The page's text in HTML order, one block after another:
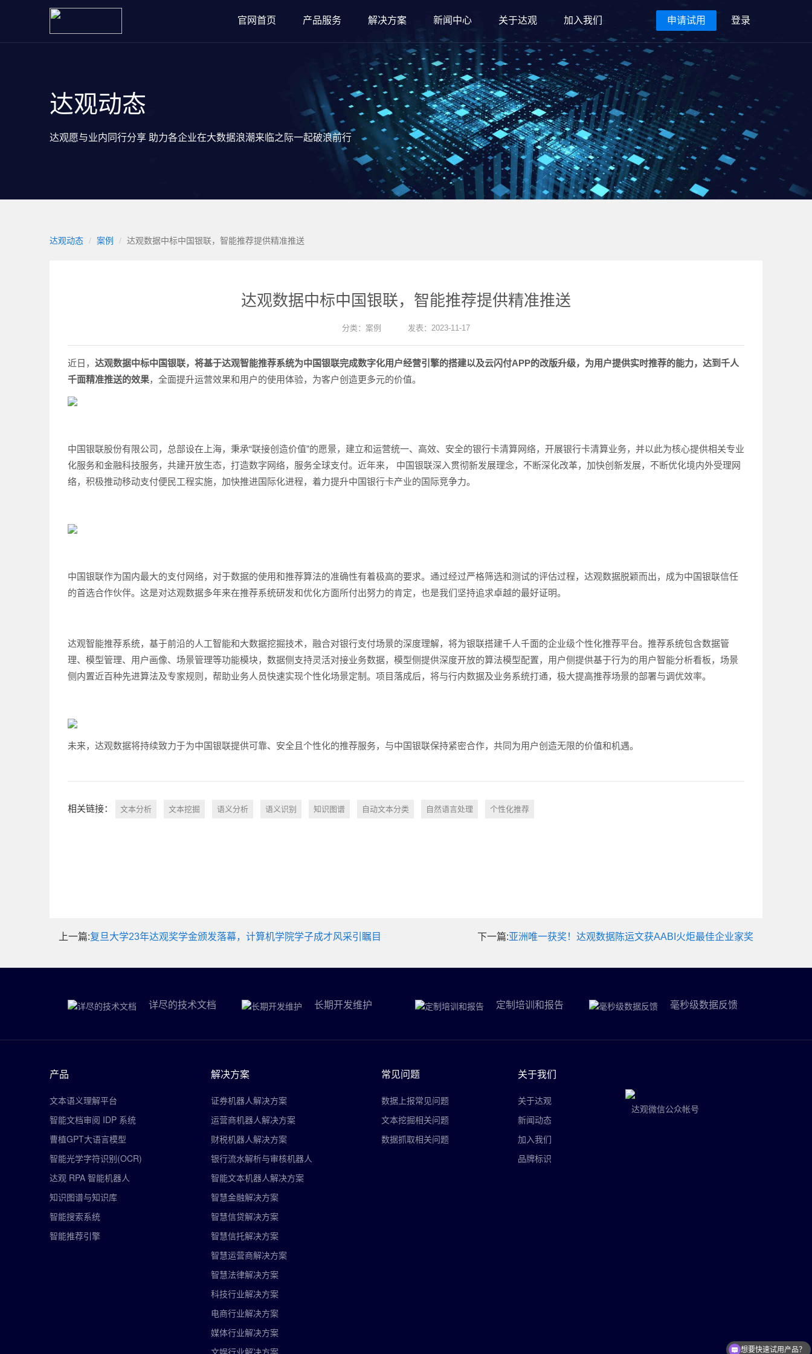
官网首页 产品服务 解决方案 新闻中心 关于达观 加入我们 申请试用 登录
达观动态
达观愿与业内同行分享 助力各企业在大数据浪潮来临之际一起破浪前行
达观动态 案例 达观数据中标中国银联，智能推荐提供精准推送
达观数据中标中国银联，智能推荐提供精准推送
分类： 案例 发表：2023-11-17
近日， 达观数据中标中国银联，将基于达观智能推荐系统为中国银联完成数字化用户经营引擎的搭建以及云闪付APP的改版升级，为用户提供实时推荐的能力，达到千人
千面精准推送的效果，全面提升运营效果和用户的使用体验，为客户创造更多元的价值。
中国银联股份有限公司，总部设在上海，秉承“联接创造价值”的愿景，建立和运营统一、高效、安全的银行卡清算网络，开展银行卡清算业务，并以此为核心提供相关专业
化服务和金融科技服务，共建开放生态，打造数字网络，服务全球支付。近年来， 中国银联深入贯彻新发展理念，不断深化改革，加快创新发展，不断优化境内外受理网
络，积极推动移动支付便民工程实施，加快推进国际化进程，着力提升中国银行卡产业的国际竞争力。
中国银联作为国内最大的支付网络，对于数据的使用和推荐算法的准确性有着极高的要求。通过经过严格筛选和测试的评估过程，达观数据脱颖而出，成为中国银联信任
的首选合作伙伴。这是对达观数据多年来在推荐系统研发和优化方面所付出努力的肯定，也是我们坚持追求卓越的最好证明。
达观智能推荐系统，基于前沿的人工智能和大数据挖掘技术，融合对银行支付场景的深度理解，将为银联搭建千人千面的企业级个性化推荐平台。推荐系统包含数据管
理、模型管理、用户画像、场景管理等功能模块，数据侧支持灵活对接业务数据，模型侧提供深度开放的算法模型配置，用户侧提供基于行为的用户智能分析看板，场景
侧内置近百种先进算法及专家规则，帮助业务人员快速实现个性化场景定制。项目落成后，将与行内数据及业务系统打通，极大提高推荐场景的部署与调优效率。
未来，达观数据将持续致力于为中国银联提供可靠、安全且个性化的推荐服务，与中国银联保持紧密合作，共同为用户创造无限的价值和机遇。
相关链接： 文本分析 文本挖掘 语义分析 语义识别 知识图谱 自动文本分类 自然语言处理 个性化推荐
下一篇:亚洲唯一获奖！达观数据陈运文获AABI火炬最佳企业家奖
上一篇:复旦大学23年达观奖学金颁发落幕，计算机学院学子成才风采引瞩目
详尽的技术文档 长期开发维护 定制培训和报告 毫秒级数据反馈
产品
文本语义理解平台
智能文档审阅 IDP 系统
曹植GPT大语言模型
智能光学字符识别(OCR)
达观 RPA 智能机器人
知识图谱与知识库
智能搜索系统
智能推荐引擎
解决方案
证券机器人解决方案
运营商机器人解决方案
财税机器人解决方案
银行流水解析与审核机器人
智能文本机器人解决方案
智慧金融解决方案
智慧信贷解决方案
智慧信托解决方案
智慧运营商解决方案
智慧法律解决方案
科技行业解决方案
电商行业解决方案
媒体行业解决方案
文娱行业解决方案
常见问题
数据上报常见问题
文本挖掘相关问题
数据抓取相关问题
关于我们
关于达观
新闻动态
加入我们
品牌标识
达观微信公众帐号